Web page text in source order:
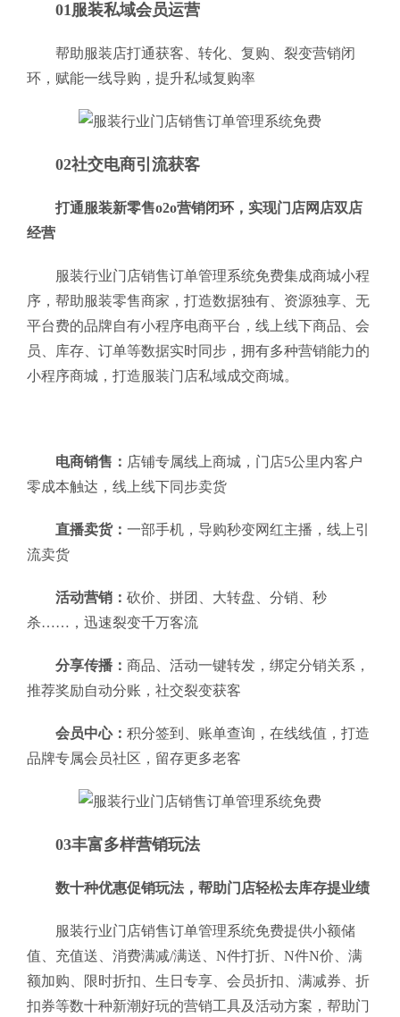
01服装私域会员运营
帮助服装店打通获客、转化、复购、裂变营销闭
环，赋能一线导购，提升私域复购率
02社交电商引流获客
打通服装新零售o2o营销闭环，实现门店网店双店
经营
服装行业门店销售订单管理系统免费集成商城小程
序，帮助服装零售商家，打造数据独有、资源独享、无
平台费的品牌自有小程序电商平台，线上线下商品、会
员、库存、订单等数据实时同步，拥有多种营销能力的
小程序商城，打造服装门店私域成交商城。
电商销售： 店铺专属线上商城，门店5公里内客户
零成本触达，线上线下同步卖货
直播卖货： 一部手机，导购秒变网红主播，线上引
流卖货
活动营销： 砍价、拼团、大转盘、分销、秒
杀……，迅速裂变千万客流
分享传播： 商品、活动一键转发，绑定分销关系，
推荐奖励自动分账，社交裂变获客
会员中心： 积分签到、账单查询，在线线值，打造
品牌专属会员社区，留存更多老客
03丰富多样营销玩法
数十种优惠促销玩法，帮助门店轻松去库存提业绩
服装行业门店销售订单管理系统免费提供小额储
值、充值送、消费满减/满送、N件打折、N件N价、满
额加购、限时折扣、生日专享、会员折扣、满减券、折
扣券等数十种新潮好玩的营销工具及活动方案，帮助门